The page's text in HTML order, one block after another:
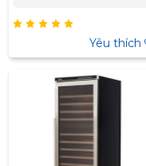
nhất cho dự án. Miền
Bắc : 0989 310 979 -
0973 106 269 Miền Nam:
0902 303 733 – 0945
332 980
Yêu thích